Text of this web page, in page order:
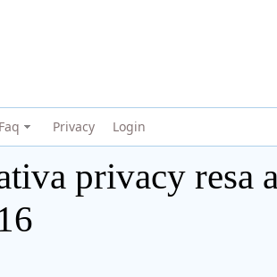
Faq Privacy Login
privacy resa